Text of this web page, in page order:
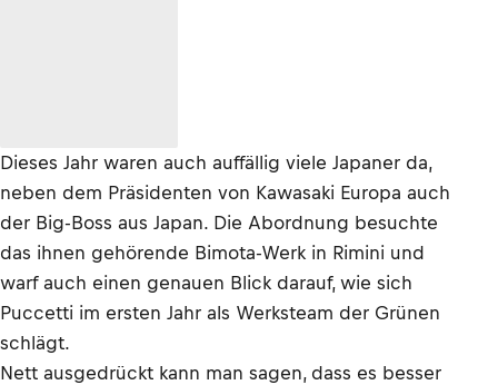
Dieses Jahr waren auch auffällig viele Japaner da,
neben dem Präsidenten von Kawasaki Europa auch
der Big-Boss aus Japan. Die Abordnung besuchte
das ihnen gehörende Bimota-Werk in Rimini und
warf auch einen genauen Blick darauf, wie sich
Puccetti im ersten Jahr als Werksteam der Grünen
schlägt.
Nett ausgedrückt kann man sagen, dass es besser